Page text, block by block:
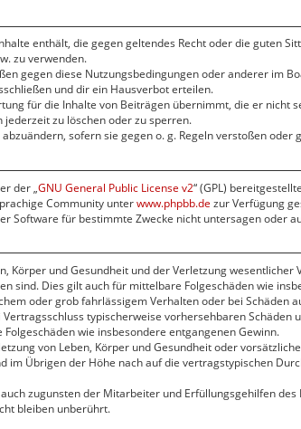
enthält, die gegen geltendes Recht oder die guten
zu verwenden.
gegen diese Nutzungsbedingungen oder anderer im
und dir ein Hausverbot erteilen.
für die Inhalte von Beiträgen übernimmt, die er
zu löschen oder zu sperren.
sofern sie gegen o. g. Regeln verstoßen
der „GNU General Public License v2“ (GPL)
Community unterwww.phpbb.de zur Verfügung
Software für bestimmte Zwecke nicht untersagen oder
Körper und Gesundheit und der Verletzung
sind. Dies gilt auch für mittelbare Folgeschäden wie
oder grob fahrlässigem Verhalten oder bei Schäden
typischerweise vorhersehbaren
wie insbesondere entgangenen Gewinn.
von Leben, Körper und Gesundheit oder
im Übrigen der Höhe nach auf die vertragstypischen
zugunsten der Mitarbeiter und Erfüllungsgehilfen des
bleiben unberührt.